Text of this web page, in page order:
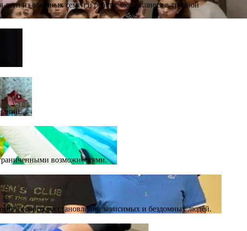
из обычных семей и ребята, оказавшиеся в трудной
возможностями.
восстановления зависимых и бездомных людей.